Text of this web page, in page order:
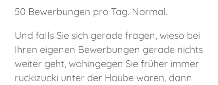
50 Bewerbungen pro Tag. Normal.
Und falls Sie sich gerade fragen, wieso bei
Ihren eigenen Bewerbungen gerade nichts
weiter geht, wohingegen Sie früher immer
ruckizucki unter der Haube waren, dann